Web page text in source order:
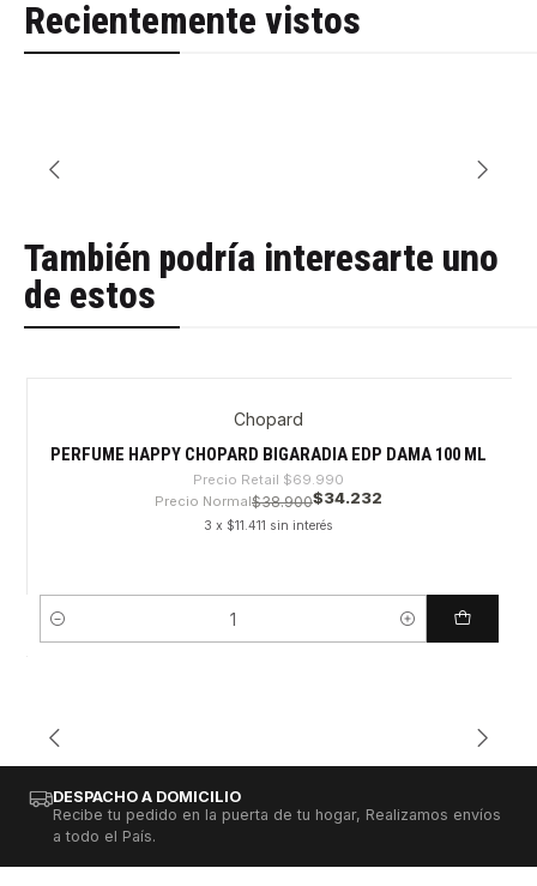
Recientemente vistos
También podría interesarte uno
de estos
Chopard
PERFUME HAPPY CHOPARD BIGARADIA EDP DAMA 100 ML
Precio Retail $69.990
Precio Normal$38.900$34.232
3 x $11.411 sin interés
Cantidad
DESPACHO A DOMICILIO
Recibe tu pedido en la puerta de tu hogar, Realizamos envíos
a todo el País.